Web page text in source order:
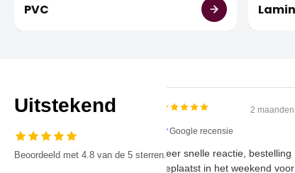
PVC
Uitstekend
Beoordeeld met 4.8 van de 5 sterren.
2
Google recensie
Zeer snelle reactie,
geplaatst in het weekend